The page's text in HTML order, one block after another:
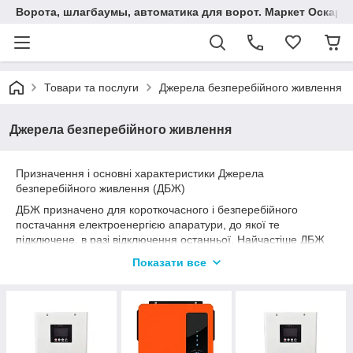
Ворота, шлагбаумы, автоматика для ворот. Маркет Оскар.
Товари та послуги Джерела безперебійного живлення
Джерела безперебійного живлення
Призначення і основні характеристики Джерела
безперебійного живлення (ДБЖ)
ДБЖ призначено для короткочасного і безперебійного
постачання електроенергією апаратури, до якої те
підключене, в разі відключення останньої. Найчастіше ДБЖ
циркуляційних насосів та іншої дорогої техніки. Так як
При покупці ДБЖ слід врахувати наступні
· Тип джерела безперебійного живлення,
Показати все